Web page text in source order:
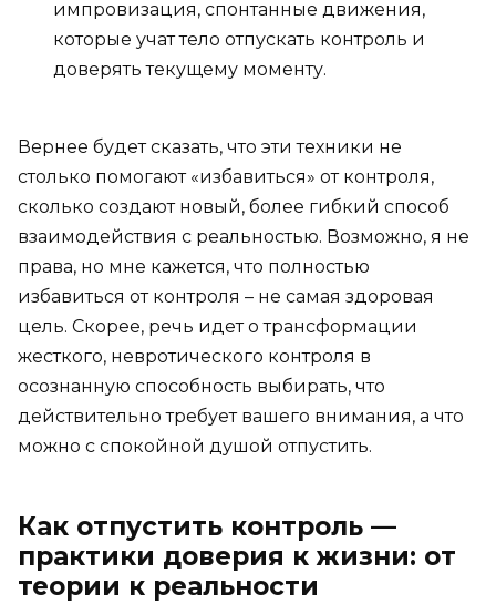
импровизация, спонтанные движения,
которые учат тело отпускать контроль и
доверять текущему моменту.
Вернее будет сказать, что эти техники не
столько помогают «избавиться» от контроля,
сколько создают новый, более гибкий способ
взаимодействия с реальностью. Возможно, я не
права, но мне кажется, что полностью
избавиться от контроля – не самая здоровая
цель. Скорее, речь идет о трансформации
жесткого, невротического контроля в
осознанную способность выбирать, что
действительно требует вашего внимания, а что
можно с спокойной душой отпустить.
Как отпустить контроль —
практики доверия к жизни: от
теории к реальности